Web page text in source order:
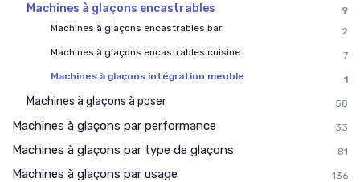
Machines à glaçons encastrables
9
Machines à glaçons encastrables bar
2
Machines à glaçons encastrables cuisine
7
Machines à glaçons intégration meuble
1
Machines à glaçons à poser 58
Machines à glaçons par performance 33
Machines à glaçons par type de glaçons 81
Machines à glaçons par usage 136